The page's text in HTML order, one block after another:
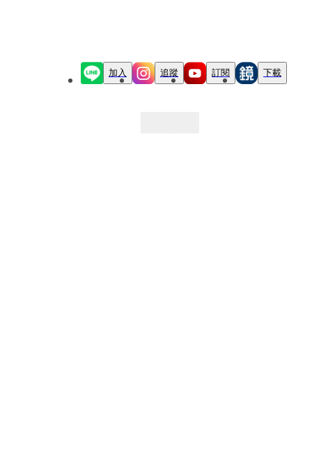
加入 追蹤 訂閱 下載